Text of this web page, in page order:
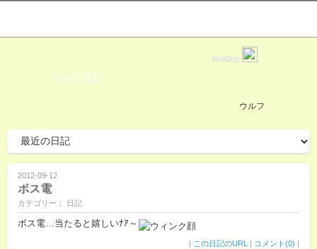
love2log
ウルフ日記
ウルフ
2012-09-12
ボス電
カテゴリー： 日記
ボス電…当たると嬉しいﾅｱ～
| この日記のURL | コメント(0) |